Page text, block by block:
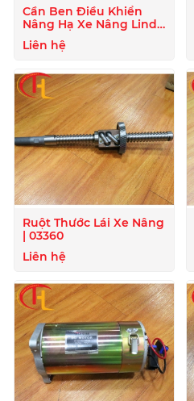
Cần Ben Điều Khiển
Nâng Hạ Xe Nâng Linde
- 807722
Liên hệ
Ruột Thước Lái Xe Nâng
| 03360
Liên hệ